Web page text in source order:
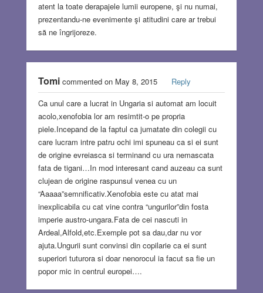
atent la toate derapajele lumii europene, şi nu numai,
prezentandu-ne evenimente şi atitudini care ar trebui
să ne îngrijoreze.
Tomicommented on May 8, 2015
Reply
Ca unul care a lucrat in Ungaria si automat am locuit
acolo,xenofobia lor am resimtit-o pe propria
piele.Incepand de la faptul ca jumatate din colegii cu
care lucram intre patru ochi imi spuneau ca si ei sunt
de origine evreiasca si terminand cu ura nemascata
fata de tigani…In mod interesant cand auzeau ca sunt
clujean de origine raspunsul venea cu un
“Aaaaa”semnificativ.Xenofobia este cu atat mai
inexplicabila cu cat vine contra “ungurilor”din fosta
imperie austro-ungara.Fata de cei nascuti in
Ardeal,Alfold,etc.Exemple pot sa dau,dar nu vor
ajuta.Ungurii sunt convinsi din copilarie ca ei sunt
superiori tuturora si doar nenorocul ia facut sa fie un
popor mic in centrul europei….